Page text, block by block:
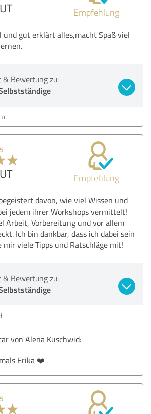
Empfehlung
und gut erklärt alles,macht Spaß viel
& Bewertung zu:
Empfehlung
davon, wie viel Wissen und
jedem ihrer Workshops vermittelt!
Arbeit, Vorbereitung und vor allem
Ich bin dankbar, dass ich dabei sein
viele Tipps und Ratschläge mit!
& Bewertung zu:
von Alena Kuschwid:
Erika ❤️